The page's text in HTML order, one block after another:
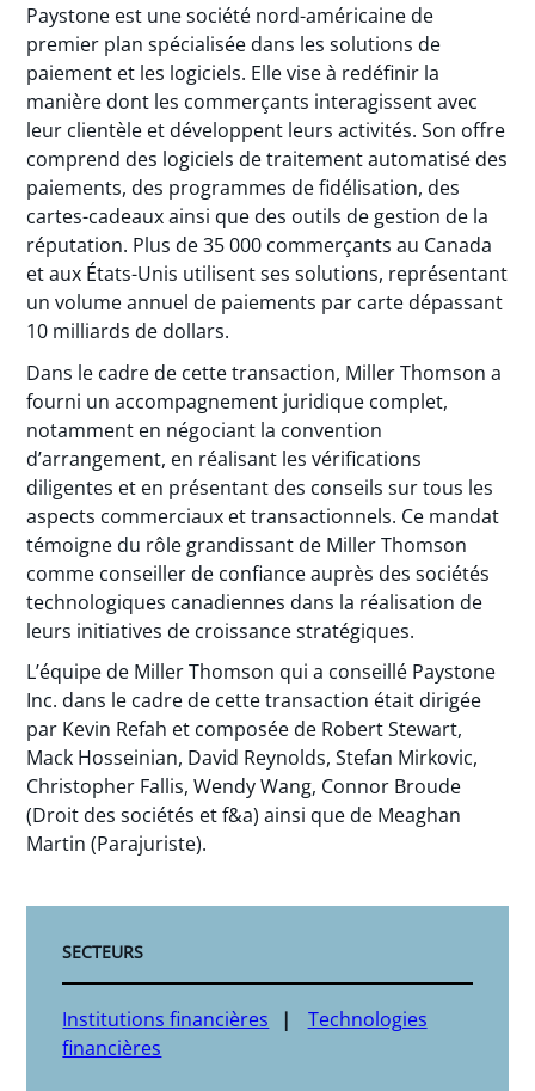
Paystone est une société nord-américaine de
premier plan spécialisée dans les solutions de
paiement et les logiciels. Elle vise à redéfinir la
manière dont les commerçants interagissent avec
leur clientèle et développent leurs activités. Son offre
comprend des logiciels de traitement automatisé des
paiements, des programmes de fidélisation, des
cartes-cadeaux ainsi que des outils de gestion de la
réputation. Plus de 35 000 commerçants au Canada
et aux États-Unis utilisent ses solutions, représentant
un volume annuel de paiements par carte dépassant
10 milliards de dollars.
Dans le cadre de cette transaction, Miller Thomson a
fourni un accompagnement juridique complet,
notamment en négociant la convention
d’arrangement, en réalisant les vérifications
diligentes et en présentant des conseils sur tous les
aspects commerciaux et transactionnels. Ce mandat
témoigne du rôle grandissant de Miller Thomson
comme conseiller de confiance auprès des sociétés
technologiques canadiennes dans la réalisation de
leurs initiatives de croissance stratégiques.
L’équipe de Miller Thomson qui a conseillé Paystone
Inc. dans le cadre de cette transaction était dirigée
par Kevin Refah et composée de Robert Stewart,
Mack Hosseinian, David Reynolds, Stefan Mirkovic,
Christopher Fallis, Wendy Wang, Connor Broude
(Droit des sociétés et f&a) ainsi que de Meaghan
Martin (Parajuriste).
SECTEURS
Institutions financières
Technologies
financières